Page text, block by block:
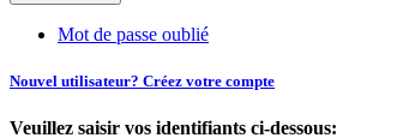
Mot de passe oublié
Nouvel utilisateur? Créez votre compte
Veuillez saisir vos identifiants ci-dessous: